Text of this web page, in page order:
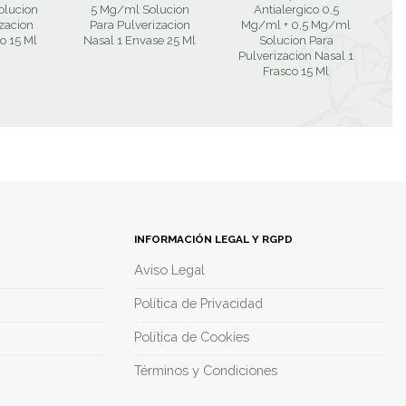
15 Ml
5 Mg/ml Solucion
Para Pulverizacion
Nasal 1 Envase 25 Ml
Antialergico 0,5
Mg/ml + 0,5 Mg/ml
Solucion Para
Pulverizacion Nasal 1
Frasco 15 Ml
INFORMACIÓN LEGAL Y RGPD
Aviso Legal
Política de Privacidad
Política de Cookies
Términos y Condiciones